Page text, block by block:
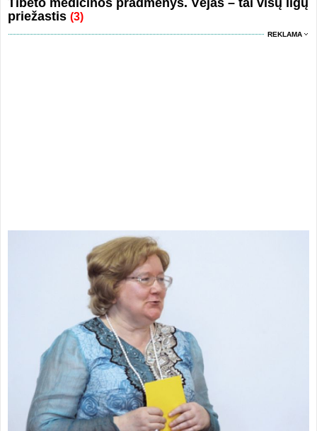
Tibeto medicinos pradmenys. Vėjas – tai visų ligų
priežastis (3)
REKLAMA